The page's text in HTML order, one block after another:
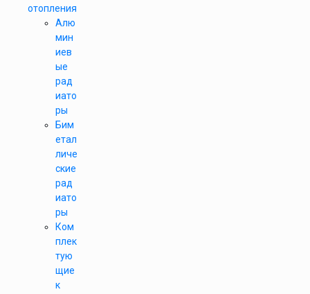
отопления
Алю
мин
иев
ые
рад
иато
ры
Бим
етал
личе
ские
рад
иато
ры
Ком
плек
тую
щие
к